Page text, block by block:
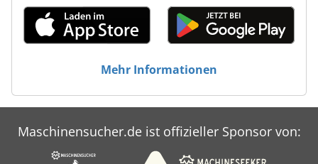
Mehr Informationen
Maschinensucher.de ist offizieller Sponsor von: